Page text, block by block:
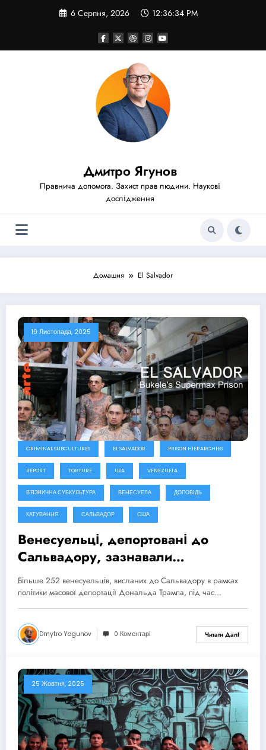
6 Серпня, 2026 12:36:36 PM
Дмитро Ягунов
Правнича допомога. Захист прав людини. Наукові
дослідження
Домашня El Salvador
19 Листопада, 2025
CRIMINAL SUBCULTURES EL SALVADOR PRISON HIERARCHIES
REPORT TORTURE USA VENEZUELA
В'ЯЗНИЧНА СУБКУЛЬТУРА ВЕНЕСУЕЛА ДОПОВІДЬ
КАТУВАННЯ САЛЬВАДОР США
Венесуельці, депортовані до
Сальвадору, зазнавали
систематичних катувань
Більше 252 венесуельців, висланих до Сальвадору в рамках
політики масової депортації Дональда Трампа, під час…
Dmytro Yagunov 0 Коментарі Читати Далі
25 Жовтня, 2025